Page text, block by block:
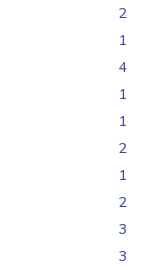
2
1
4
1
1
2
1
2
3
3